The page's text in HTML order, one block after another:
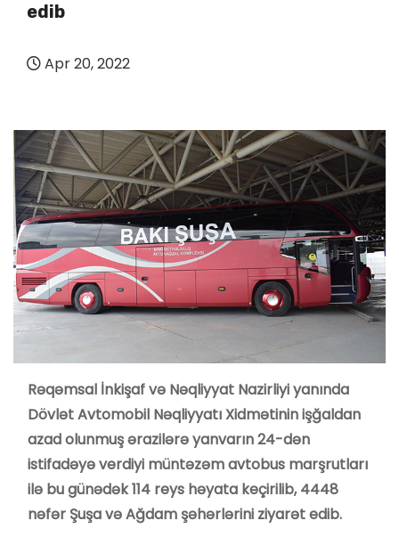
edib
Apr 20, 2022
Rəqəmsal İnkişaf və Nəqliyyat Nazirliyi yanında
Dövlət Avtomobil Nəqliyyatı Xidmətinin işğaldan
azad olunmuş ərazilərə yanvarın 24-dən
istifadəyə verdiyi müntəzəm avtobus marşrutları
ilə bu günədək 114 reys həyata keçirilib, 4448
nəfər Şuşa və Ağdam şəhərlərini ziyarət edib.